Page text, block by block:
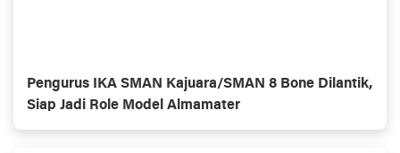
Pengurus IKA SMAN Kajuara/SMAN 8 Bone Dilantik,
Siap Jadi Role Model Almamater